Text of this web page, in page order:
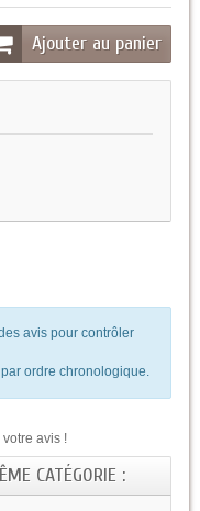
Ajouter au panier
avis pour contrôler
ordre chronologique.
avis !
CATÉGORIE :